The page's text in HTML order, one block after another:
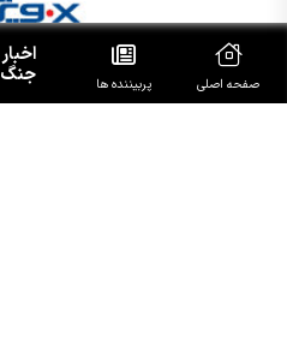
صفحه اصلی پربیننده ها
اخبار
جنگ